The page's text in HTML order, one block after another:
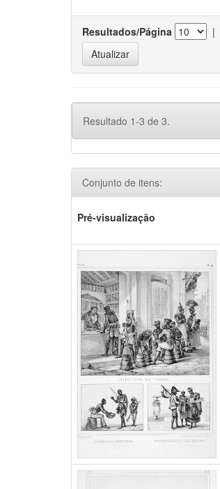
Resultados/Página |
Resultado 1-3 de 3.
Conjunto de itens:
Pré-visualização